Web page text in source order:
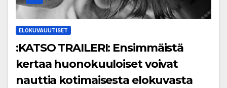
ELOKUVAUUTISET
:KATSO TRAILERI: Ensimmäistä
kertaa huonokuuloiset voivat
nauttia kotimaisesta elokuvasta